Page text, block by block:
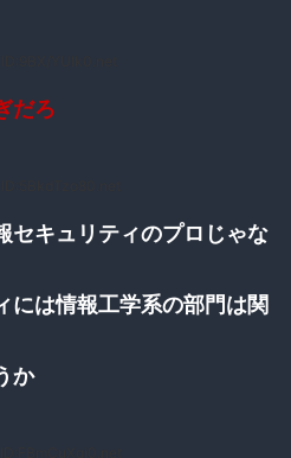
だろ
セキュリティのプロじゃな
には情報工学系の部門は関
か